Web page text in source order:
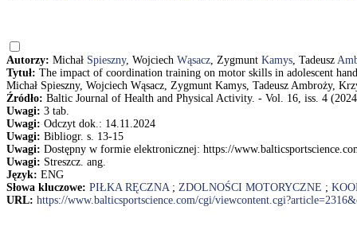
Autorzy: Michał Spieszny, Wojciech Wąsacz, Zygmunt Kamys, Tadeusz
Tytuł: The impact of coordination training on motor skills in adolescent
Michał Spieszny, Wojciech Wąsacz, Zygmunt Kamys, Tadeusz Ambroży,
Źródło: Baltic Journal of Health and Physical Activity. - Vol. 16, iss. 4
Uwagi: 3 tab.
Uwagi: Odczyt dok.: 14.11.2024
Uwagi: Bibliogr. s. 13-15
Uwagi: Dostępny w formie elektronicznej: https://
Uwagi: Streszcz. ang.
Język: ENG
Słowa kluczowe: PIŁKA RĘCZNA; ZDOLNOŚCI MOTORYCZNE ;
URL: https://www.balticsportscience.com/cgi/